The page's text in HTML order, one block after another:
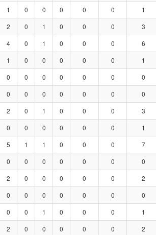
1 0 0 0 0 0 1
2 0 1 0 0 0 3
4 0 1 0 0 0 6
1 0 0 0 0 0 1
0 0 0 0 0 0 0
0 0 0 0 0 0 0
2 0 1 0 0 0 3
0 0 0 0 0 0 1
5 1 1 0 0 0 7
0 0 0 0 0 0 0
2 0 0 0 0 0 2
0 0 0 0 0 0 0
0 0 1 0 0 0 1
2 0 0 0 0 0 2